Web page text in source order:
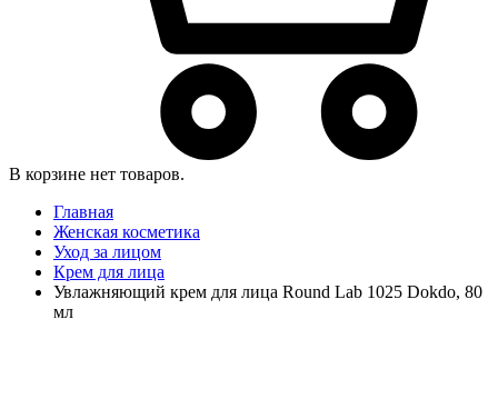
В корзине нет товаров.
Главная
Женская косметика
Уход за лицом
Крем для лица
Увлажняющий крем для лица Round Lab 1025 Dokdo, 80
мл